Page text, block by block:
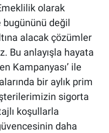
olarak
değil
alacak çözümler
Bu anlayışla hayata
Kampanyası’ ile
bir aylık prim
sigorta
koşullarla
daha